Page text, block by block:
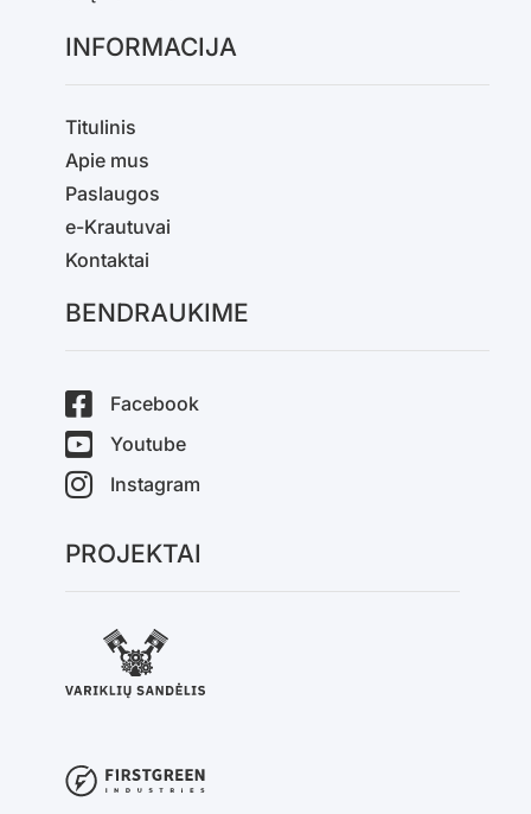
INFORMACIJA
Titulinis
Apie mus
Paslaugos
e-Krautuvai
Kontaktai
BENDRAUKIME
Facebook
Youtube
Instagram
PROJEKTAI